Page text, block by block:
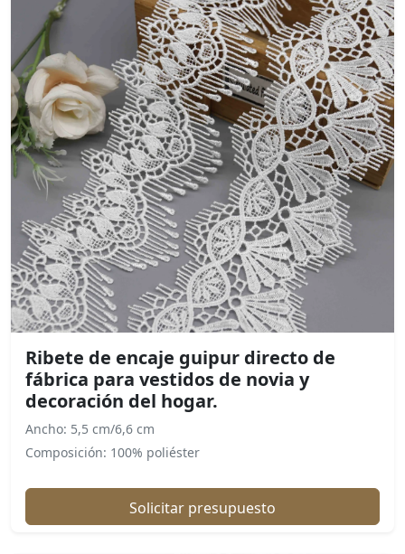
Ribete de encaje guipur directo de
fábrica para vestidos de novia y
decoración del hogar.
Ancho: 5,5 cm/6,6 cm
Composición: 100% poliéster
Solicitar presupuesto